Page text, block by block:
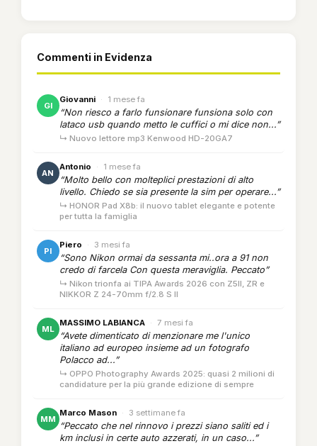
Commenti in Evidenza
GI
Giovanni · 1 mese fa
“Non riesco a farlo funsionare funsiona solo con
lataco usb quando metto le cuffici o mi dice non...”
↳ Nuovo lettore mp3 Kenwood HD-20GA7
AN
Antonio · 1 mese fa
“Molto bello con molteplici prestazioni di alto
livello. Chiedo se sia presente la sim per operare...”
↳ HONOR Pad X8b: il nuovo tablet elegante e potente
per tutta la famiglia
PI
Piero · 3 mesi fa
“Sono Nikon ormai da sessanta mi..ora a 91 non
credo di farcela Con questa meraviglia. Peccato”
↳ Nikon trionfa ai TIPA Awards 2026 con Z5II, ZR e
NIKKOR Z 24-70mm f/2.8 S II
ML
MASSIMO LABIANCA · 7 mesi fa
“Avete dimenticato di menzionare me l'unico
italiano ad europeo insieme ad un fotografo
Polacco ad...”
↳ OPPO Photography Awards 2025: quasi 2 milioni di
candidature per la più grande edizione di sempre
MM
Marco Mason · 3 settimane fa
“Peccato che nel rinnovo i prezzi siano saliti ed i
km inclusi in certe auto azzerati, in un caso...”